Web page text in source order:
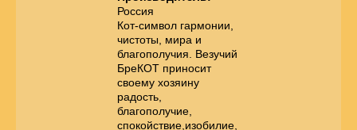
Россия
Кот-символ гармонии,
чистоты, мира и
благополучия. Везучий
БреКОТ приносит
своему хозяину
радость,
благополучие,
спокойствие,изобилие,